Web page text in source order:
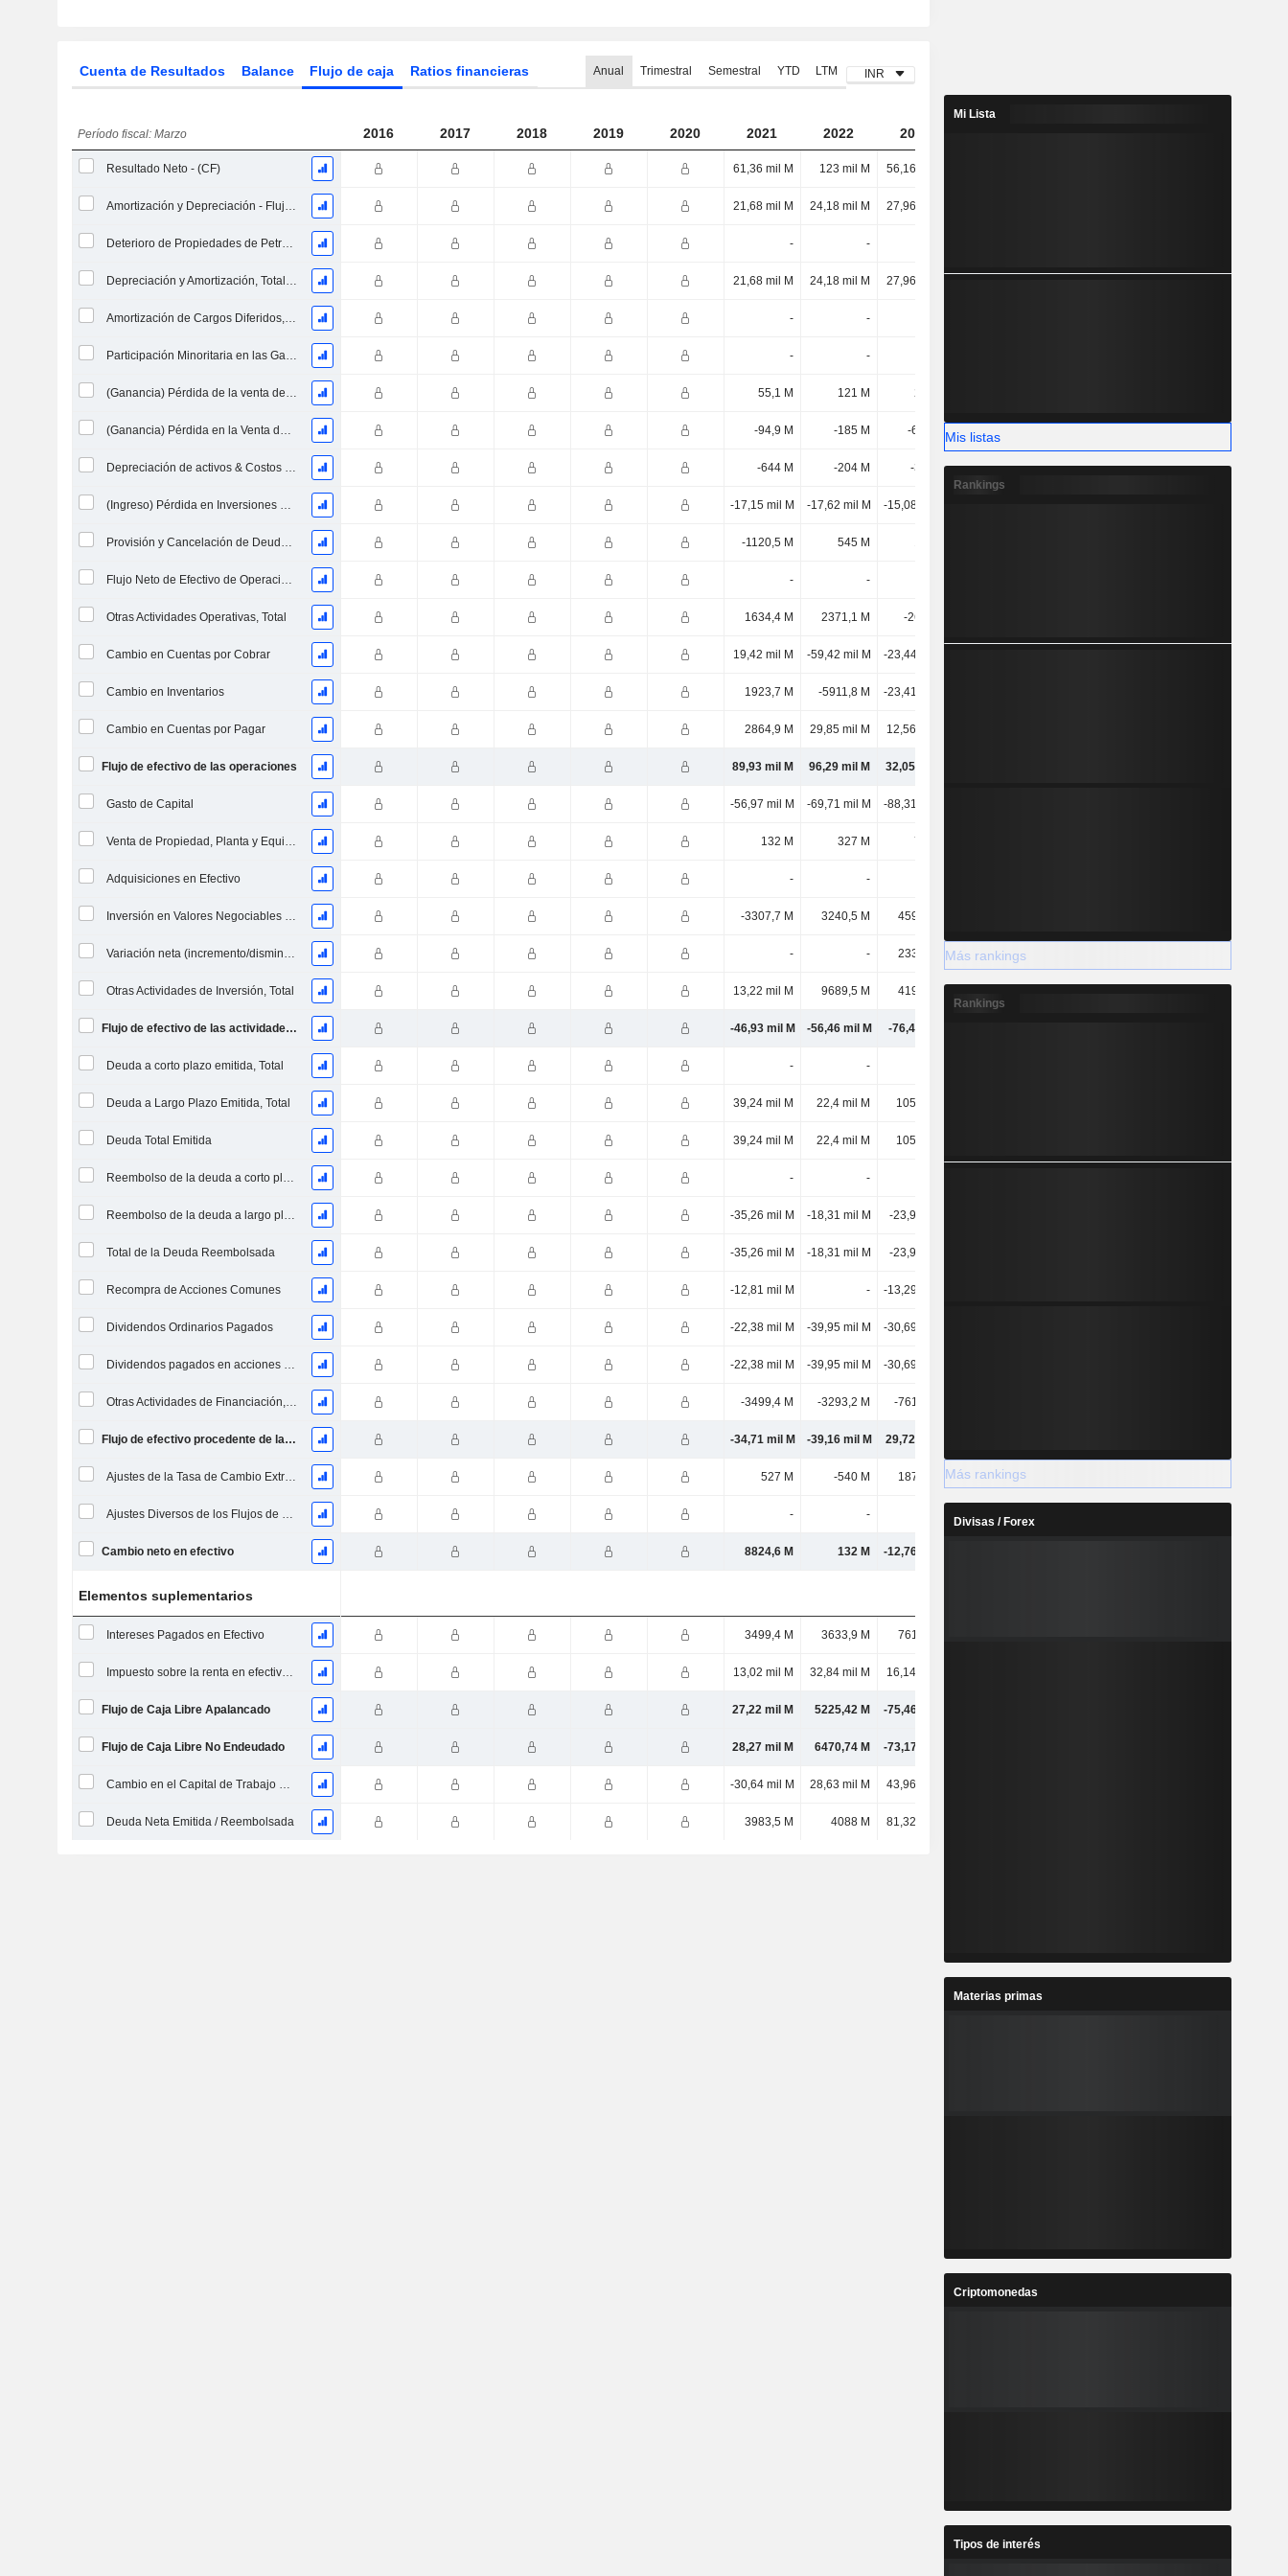
Cuenta de Resultados Balance Flujo de caja Ratios financieras Anual Trimestral Semestral YTD LTM INR
Período fiscal: Marzo 2016 2017 2018 2019 2020 2021 2022 2023
Resultado Neto - (CF) 61,36 mil M 123 mil M 56,16 mil M
Amortización y Depreciación - Flujo de Efectivo 21,68 mil M 24,18 mil M 27,96 mil M
Deterioro de Propiedades de Petróleo, Gas y Minerales - (CF) - -
Depreciación y Amortización, Total - CF 21,68 mil M 24,18 mil M 27,96 mil M
Amortización de Cargos Diferidos, Total - (CF) - -
Participación Minoritaria en las Ganancias - (CF) - -
(Ganancia) Pérdida de la venta de un activo 55,1 M 121 M 213 M
(Ganancia) Pérdida en la Venta de Inversiones - (CF) -94,9 M -185 M -68,1 M -48,3 M
Depreciación de activos & Costos de reestructuración -644 M -204 M -300 M 942 M -3048,9 M
(Ingreso) Pérdida en Inversiones en Capital - (CF) -17,15 mil M -17,62 mil M -15,08 mil M
Provisión y Cancelación de Deudas Incobrables -1120,5 M 545 M
Flujo Neto de Efectivo de Operaciones Descontinuadas - -
Otras Actividades Operativas, Total 1634,4 M 2371,1 M -2674 M
Cambio en Cuentas por Cobrar 19,42 mil M -59,42 mil M -23,44 mil M
Cambio en Inventarios 1923,7 M -5911,8 M -23,41 mil M
Cambio en Cuentas por Pagar 2864,9 M 29,85 mil M 12,56 mil M
Flujo de efectivo de las operaciones 89,93 mil M 96,29 mil M 32,05 mil M
Gasto de Capital -56,97 mil M -69,71 mil M -88,31 mil M
Venta de Propiedad, Planta y Equipo 132 M 327 M 775 M
Adquisiciones en Efectivo - -
Inversión en Valores Negociables y Acciones, Total -3307,7 M 3240,5 M 4598,4 M
Variación neta (incremento/disminución) de préstamos originados / vendidos - Inversión - - 2338,5 M 112 M
Otras Actividades de Inversión, Total 13,22 mil M 9689,5 M 4192,6 M
Flujo de efectivo de las actividades de inversión -46,93 mil M -56,46 mil M -76,4 mil M
Deuda a corto plazo emitida, Total - -
Deuda a Largo Plazo Emitida, Total 39,24 mil M 22,4 mil M 105 mil M
Deuda Total Emitida 39,24 mil M 22,4 mil M 105 mil M
Reembolso de la deuda a corto plazo, total - -
Reembolso de la deuda a largo plazo, total -35,26 mil M -18,31 mil M -23,9 mil M
Total de la Deuda Reembolsada -35,26 mil M -18,31 mil M -23,9 mil M
Recompra de Acciones Comunes -12,81 mil M - -13,29 mil M
Dividendos Ordinarios Pagados -22,38 mil M -39,95 mil M -30,69 mil M
Dividendos pagados en acciones comunes y preferentes -22,38 mil M -39,95 mil M -30,69 mil M
Otras Actividades de Financiación, Total -3499,4 M -3293,2 M -7615,1 M
Flujo de efectivo procedente de la financiación -34,71 mil M -39,16 mil M 29,72 mil M
Ajustes de la Tasa de Cambio Extranjera 527 M -540 M 1873,4 M 474 M
Ajustes Diversos de los Flujos de Efectivo - -
Cambio neto en efectivo 8824,6 M 132 M -12,76 mil M
Elementos suplementarios
Intereses Pagados en Efectivo 3499,4 M 3633,9 M 7615,1 M
Impuesto sobre la renta en efectivo pagado (reembolso) 13,02 mil M 32,84 mil M 16,14 mil M
Flujo de Caja Libre Apalancado 27,22 mil M 5225,42 M -75,46 mil M
Flujo de Caja Libre No Endeudado 28,27 mil M 6470,74 M -73,17 mil M
Cambio en el Capital de Trabajo Neto -30,64 mil M 28,63 mil M 43,96 mil M
Deuda Neta Emitida / Reembolsada 3983,5 M 4088 M 81,32 mil M
Mi Lista
Mis listas
Rankings
Más rankings
Rankings
Más rankings
Divisas / Forex
Materias primas
Criptomonedas
Tipos de interés